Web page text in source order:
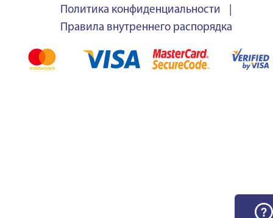
Политика конфиденциальности
Правила внутреннего распорядка